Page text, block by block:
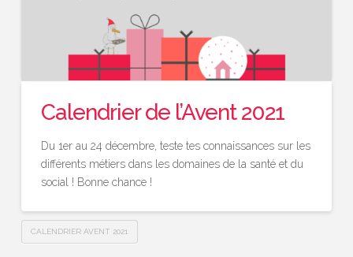
Calendrier de l’Avent 2021
Du 1er au 24 décembre, teste tes connaissances sur les
différents métiers dans les domaines de la santé et du
social ! Bonne chance !
CALENDRIER AVENT 2021